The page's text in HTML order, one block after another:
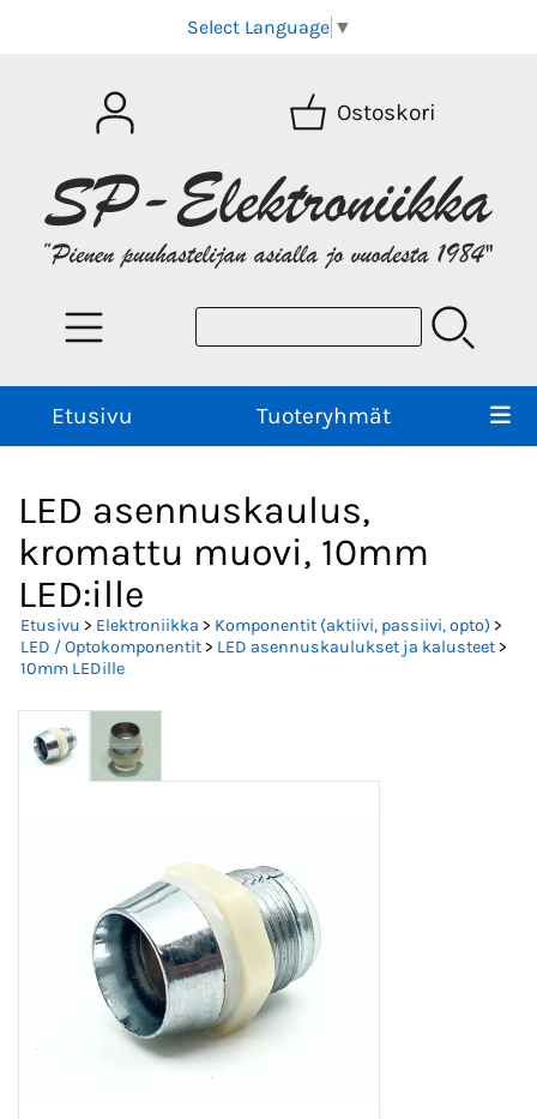
Select Language ▼
Ostoskori
Etusivu Tuoteryhmät
LED asennuskaulus,
kromattu muovi, 10mm
LED:ille
Etusivu > Elektroniikka > Komponentit (aktiivi, passiivi, opto) >
LED / Optokomponentit> LED asennuskaulukset ja kalusteet>
10mm LEDille